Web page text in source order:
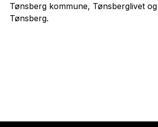
Tønsberg kommune, Tønsberglivet
Tønsberg.